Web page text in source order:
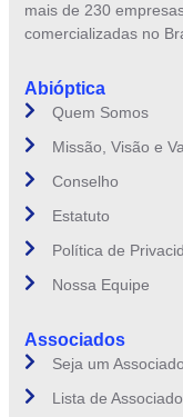
mais de 230
comercializadas no
Abióptica
Quem Somos
Missão, Visão e
Conselho
Estatuto
Política de
Nossa Equipe
Associados
Seja um Associado
Lista de